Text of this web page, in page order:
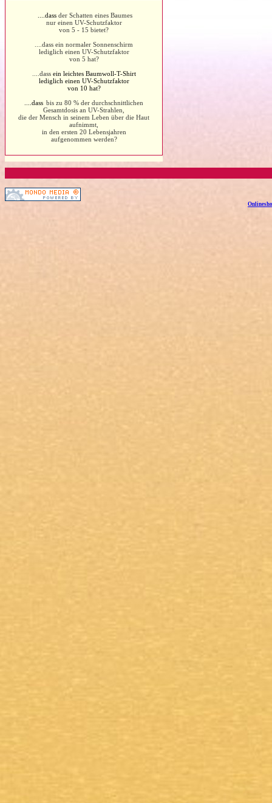
....dass der Schatten eines Baumes
nur einen UV-Schutzfaktor
von 5 - 15 bietet?
....dass ein normaler Sonnenschirm
lediglich einen UV-Schutzfaktor
von 5 hat?
....dass ein leichtes Baumwoll-T-Shirt
lediglich einen UV-Schutzfaktor
von 10 hat?
....dass bis zu 80 % der durchschnittlichen
Gesamtdosis an UV-Strahlen,
die der Mensch in seinem Leben über die Haut
aufnimmt,
in den ersten 20 Lebensjahren
aufgenommen werden?